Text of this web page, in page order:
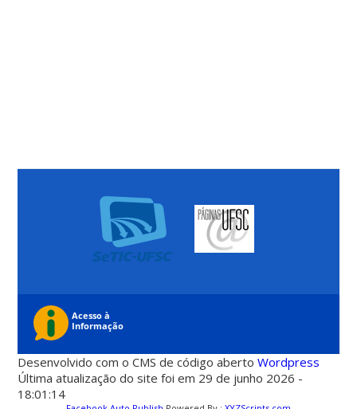
Desenvolvido com o CMS de código abertoWordpress
Última atualização do site foi em 29 de junho 2026 -
18:01:14